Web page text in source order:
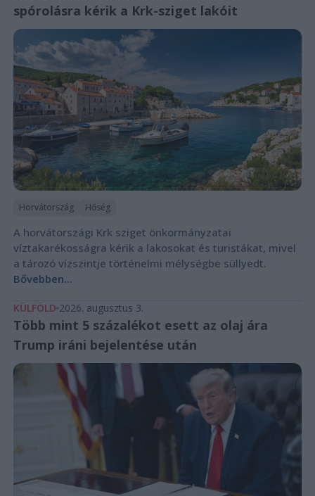
spórolásra kérik a Krk-sziget lakóit
Horvátország Hőség
A horvátországi Krk sziget önkormányzatai
víztakarékosságra kérik a lakosokat és turistákat, mivel
a tározó vízszintje történelmi mélységbe süllyedt.
Bővebben...
KÜLFÖLD 2026. augusztus 3.
Több mint 5 százalékot esett az olaj ára
Trump iráni bejelentése után